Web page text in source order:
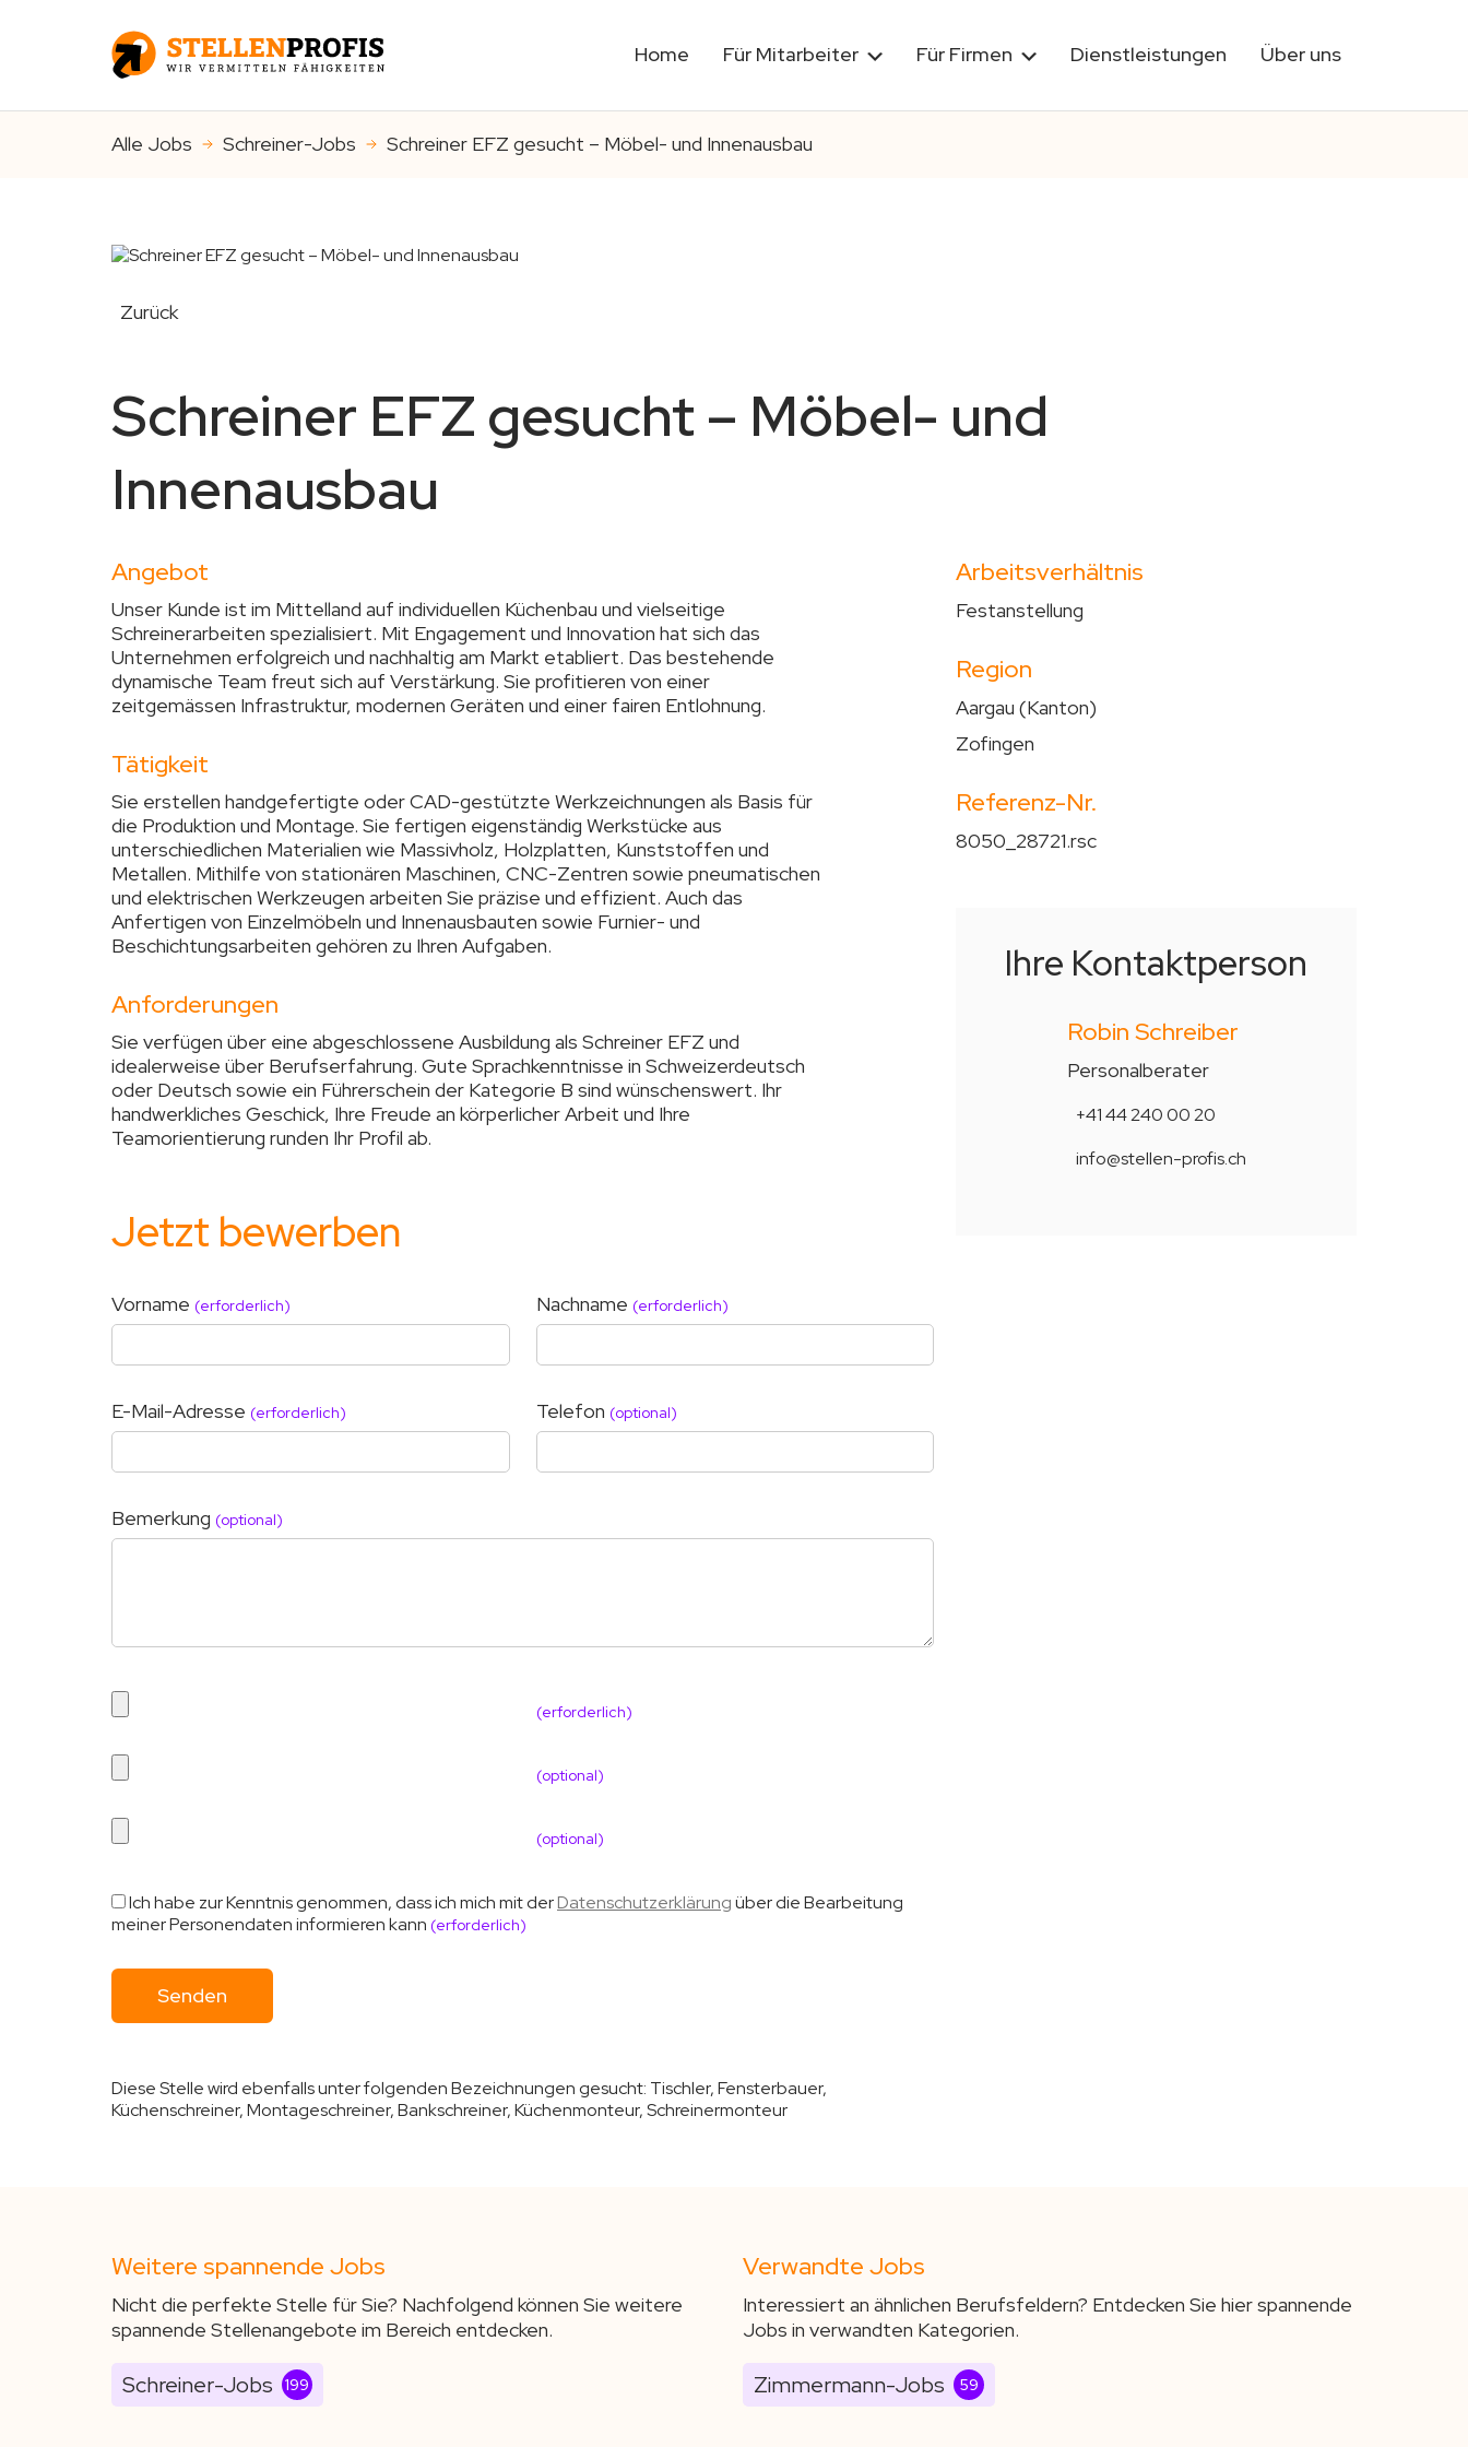
Home Für Mitarbeiter Für Firmen Dienstleistungen Über uns
Alle Jobs Schreiner-Jobs Schreiner EFZ gesucht – Möbel- und Innenausbau
Zurück
Schreiner EFZ gesucht – Möbel- und
Innenausbau
Angebot
Unser Kunde ist im Mittelland auf individuellen Küchenbau und vielseitige
Schreinerarbeiten spezialisiert. Mit Engagement und Innovation hat sich das
Unternehmen erfolgreich und nachhaltig am Markt etabliert. Das bestehende
dynamische Team freut sich auf Verstärkung. Sie profitieren von einer
zeitgemässen Infrastruktur, modernen Geräten und einer fairen Entlohnung.
Tätigkeit
Sie erstellen handgefertigte oder CAD-gestützte Werkzeichnungen als Basis für
die Produktion und Montage. Sie fertigen eigenständig Werkstücke aus
unterschiedlichen Materialien wie Massivholz, Holzplatten, Kunststoffen und
Metallen. Mithilfe von stationären Maschinen, CNC-Zentren sowie pneumatischen
und elektrischen Werkzeugen arbeiten Sie präzise und effizient. Auch das
Anfertigen von Einzelmöbeln und Innenausbauten sowie Furnier- und
Beschichtungsarbeiten gehören zu Ihren Aufgaben.
Anforderungen
Sie verfügen über eine abgeschlossene Ausbildung als Schreiner EFZ und
idealerweise über Berufserfahrung. Gute Sprachkenntnisse in Schweizerdeutsch
oder Deutsch sowie ein Führerschein der Kategorie B sind wünschenswert. Ihr
handwerkliches Geschick, Ihre Freude an körperlicher Arbeit und Ihre
Teamorientierung runden Ihr Profil ab.
Jetzt bewerben
Vorname (erforderlich) Nachname (erforderlich)
E-Mail-Adresse (erforderlich) Telefon (optional)
Bemerkung (optional)
(erforderlich)
(optional)
(optional)
Ich habe zur Kenntnis genommen, dass ich mich mit derDatenschutzerklärungüber die Bearbeitung
meiner Personendaten informieren kann (erforderlich)
Diese Stelle wird ebenfalls unter folgenden Bezeichnungen gesucht: Tischler, Fensterbauer,
Küchenschreiner, Montageschreiner, Bankschreiner, Küchenmonteur, Schreinermonteur
Arbeitsverhältnis
Festanstellung
Region
Aargau (Kanton)
Zofingen
Referenz-Nr.
8050_28721.rsc
Ihre Kontaktperson
Robin Schreiber
Personalberater
+41 44 240 00 20
info@stellen-profis.ch
Weitere spannende Jobs
Nicht die perfekte Stelle für Sie? Nachfolgend können Sie weitere
spannende Stellenangebote im Bereich entdecken.
Schreiner-Jobs 199
Verwandte Jobs
Interessiert an ähnlichen Berufsfeldern? Entdecken Sie hier spannende
Jobs in verwandten Kategorien.
Zimmermann-Jobs 59